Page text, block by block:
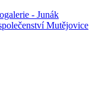
- Junák
Mutějovice